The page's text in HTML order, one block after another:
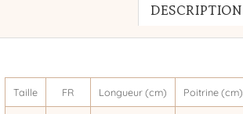
DESCRIPTION
Taille FR Longueur (cm) Poitrine (cm)